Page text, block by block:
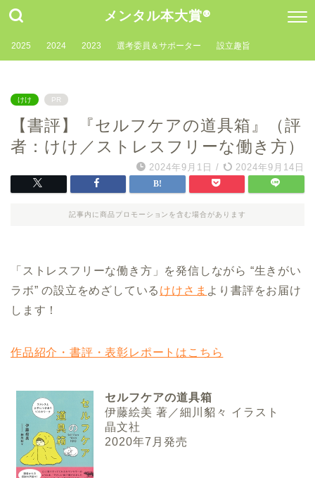
メンタル本大賞®
2025 2024 2023 選考委員＆サポーター 設立趣旨
けけ PR
【書評】『セルフケアの道具箱』（評
者：けけ／ストレスフリーな働き方）
2024年9月1日 / 2024年9月14日
記事内に商品プロモーションを含む場合があります
「ストレスフリーな働き方」を発信しながら “生きがい
ラボ” の設立をめざしている けけさま より書評をお届け
します！
作品紹介・書評・表彰レポートはこちら
セルフケアの道具箱
伊藤絵美 著／細川貂々 イラスト
晶文社
2020年7月発売